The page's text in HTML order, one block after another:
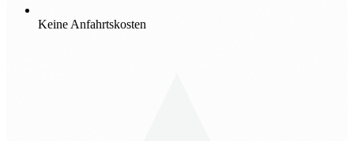
Keine Anfahrtskosten